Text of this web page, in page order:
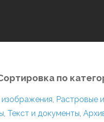
по
изображения, Растровые
, Текст и документы,